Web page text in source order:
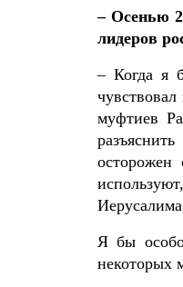
– Осенью
лидеров
– Когда я
муфтиев
Я бы
некоторых